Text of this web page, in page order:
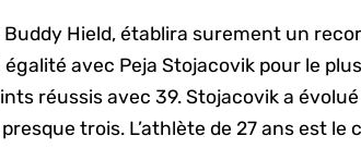
Hield, établira surement un
avec Peja Stojacovik pour le
réussis avec 39. Stojacovik a
trois. L’athlète de 27 ans est le